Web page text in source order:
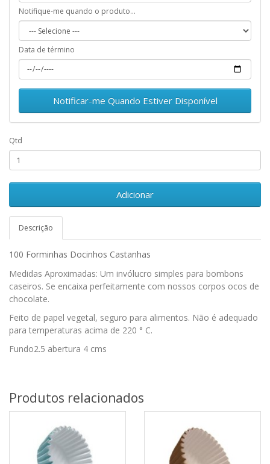
Notifique-me quando o produto...
Data de término
Notificar-me Quando Estiver Disponível
Qtd
Adicionar
Descrição
100 Forminhas Docinhos Castanhas
Medidas Aproximadas: Um invólucro simples para bombons
caseiros. Se encaixa perfeitamente com nossos corpos ocos de
chocolate.
Feito de papel vegetal, seguro para alimentos. Não é adequado
para temperaturas acima de 220 ° C.
Fundo2.5 abertura 4 cms
Produtos relacionados